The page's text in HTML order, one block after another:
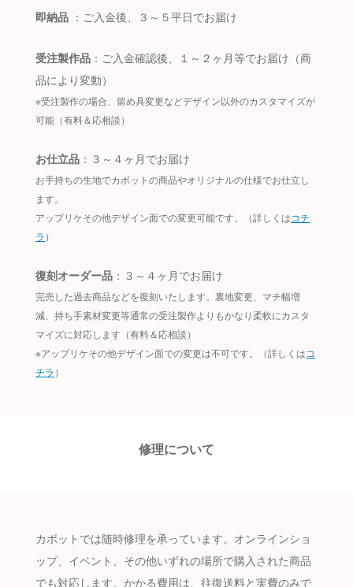
即納品 ：ご入金後、３～５平日でお届け
受注製作品 ：ご入金確認後、１～２ヶ月等でお届け（商
品により変動）
※受注製作の場合、留め具変更などデザイン以外のカスタマイズが
可能（有料＆応相談）
お仕立品 ：３～４ヶ月でお届け
お手持ちの生地でカボットの商品やオリジナルの仕様でお仕立し
ます。
アップリケその他デザイン面での変更可能です。（詳しくはコチ
ラ ）
復刻オーダー品 ：３～４ヶ月でお届け
完売した過去商品などを復刻いたします。裏地変更、マチ幅増
減、持ち手素材変更等通常の受注製作よりもかなり柔軟にカスタ
マイズに対応します（有料＆応相談）
※アップリケその他デザイン面での変更は不可です。（詳しくはコ
チラ ）
修理について
カボットでは随時修理を承っています。オンラインショ
ップ、イベント、その他いずれの場所で購入された商品
でも対応します。かかる費用は、往復送料と実費のみで